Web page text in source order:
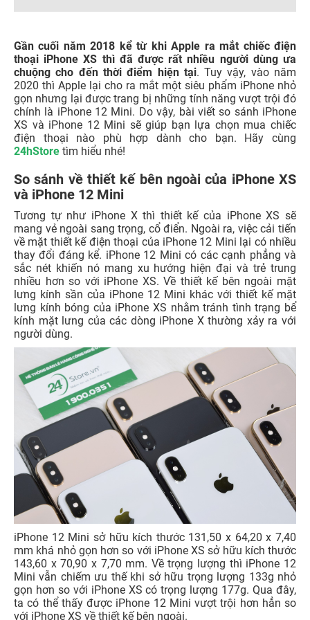
Gần cuối năm 2018 kể từ khi Apple ra mắt chiếc điện
thoại iPhone XS thì đã được rất nhiều người dùng ưa
chuộng cho đến thời điểm hiện tại. Tuy vậy, vào năm
2020 thì Apple lại cho ra mắt một siêu phẩm iPhone nhỏ
gọn nhưng lại được trang bị những tính năng vượt trội đó
chính là iPhone 12 Mini. Do vậy, bài viết so sánh iPhone
XS và iPhone 12 Mini sẽ giúp bạn lựa chọn mua chiếc
điện thoại nào phù hợp dành cho bạn. Hãy cùng
24hStore tìm hiểu nhé!
So sánh về thiết kế bên ngoài của iPhone XS
và iPhone 12 Mini
Tương tự như iPhone X thì thiết kế của iPhone XS sẽ
mang vẻ ngoài sang trọng, cổ điển. Ngoài ra, việc cải tiến
về mặt thiết kế điện thoại của iPhone 12 Mini lại có nhiều
thay đổi đáng kể. iPhone 12 Mini có các cạnh phẳng và
sắc nét khiến nó mang xu hướng hiện đại và trẻ trung
nhiều hơn so với iPhone XS. Về thiết kế bên ngoài mặt
lưng kính sần của iPhone 12 Mini khác với thiết kế mặt
lưng kính bóng của iPhone XS nhằm tránh tình trạng bể
kính mặt lưng của các dòng iPhone X thường xảy ra với
người dùng.
iPhone 12 Mini sở hữu kích thước 131,50 x 64,20 x 7,40
mm khá nhỏ gọn hơn so với iPhone XS sở hữu kích thước
143,60 x 70,90 x 7,70 mm. Về trọng lượng thì iPhone 12
Mini vẫn chiếm ưu thế khi sở hữu trọng lượng 133g nhỏ
gọn hơn so với iPhone XS có trọng lượng 177g. Qua đây,
ta có thể thấy được iPhone 12 Mini vượt trội hơn hẳn so
với iPhone XS về thiết kế bên ngoài.